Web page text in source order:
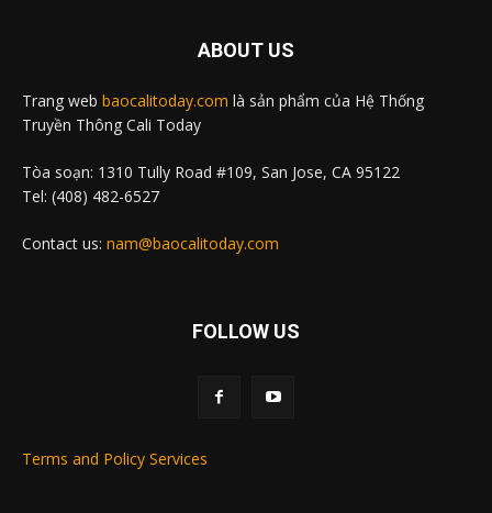
ABOUT US
Trang web baocalitoday.com là sản phẩm của Hệ Thống
Truyền Thông Cali Today
Tòa soạn: 1310 Tully Road #109, San Jose, CA 95122
Tel: (408) 482-6527
Contact us: nam@baocalitoday.com
FOLLOW US
Terms and Policy Services